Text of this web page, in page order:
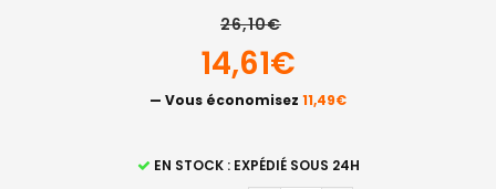
26,10€
14,61€
— Vous économisez 11,49€
EN STOCK : EXPÉDIÉ SOUS 24H